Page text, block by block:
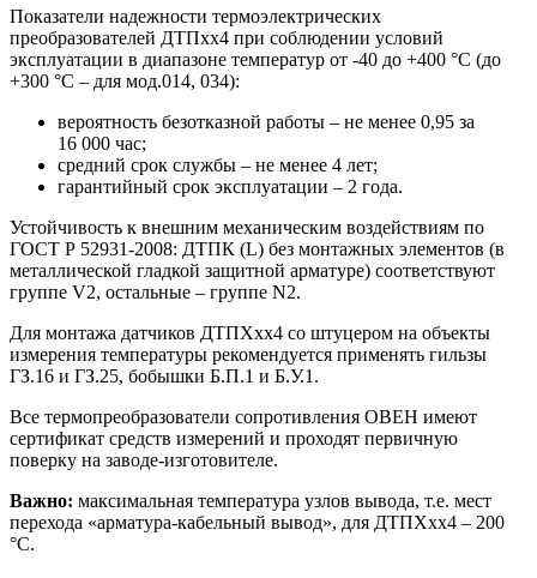
Показатели надежности термоэлектрических
преобразователей ДТПхх4 при соблюдении условий
эксплуатации в диапазоне температур от -40 до +400 °С (до
+300 °С – для мод.014, 034):
вероятность безотказной работы – не менее 0,95 за
16 000 час;
средний срок службы – не менее 4 лет;
гарантийный срок эксплуатации – 2 года.
Устойчивость к внешним механическим воздействиям по
ГОСТ Р 52931-2008: ДТПК (L) без монтажных элементов (в
металлической гладкой защитной арматуре) соответствуют
группе V2, остальные – группе N2.
Для монтажа датчиков ДТПХхх4 со штуцером на объекты
измерения температуры рекомендуется применять гильзы
ГЗ.16 и ГЗ.25, бобышки Б.П.1 и Б.У.1.
Все термопреобразователи сопротивления ОВЕН имеют
сертификат средств измерений и проходят первичную
поверку на заводе-изготовителе.
Важно: максимальная температура узлов вывода, т.е. мест
перехода «арматура-кабельный вывод», для ДТПХхх4 – 200
°С.